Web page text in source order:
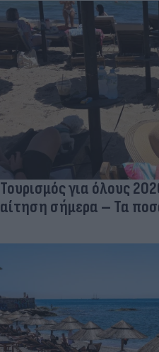
Τουρισμός για όλους
αίτηση σήμερα – Τα